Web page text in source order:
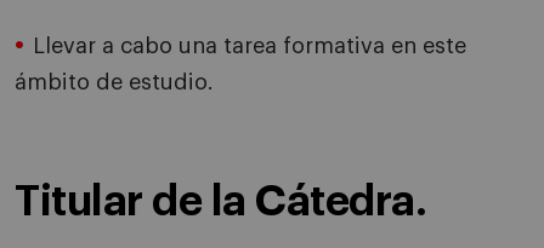
Llevar a cabo una tarea formativa en este
ámbito de estudio.
Titular de la Cátedra.